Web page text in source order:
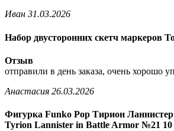
Иван 31.03.2026
Набор двусторонних скетч маркеров
Отзыв
отправили в день заказа, очень хорошо
Анастасия 26.03.2026
Фигурка Funko Pop Тирион Ланнистер
Tyrion Lannister in Battle Armor №21 10